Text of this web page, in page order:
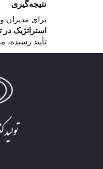
نتیجه‌گیری
برای مدیران
استراتژیک
تأیید